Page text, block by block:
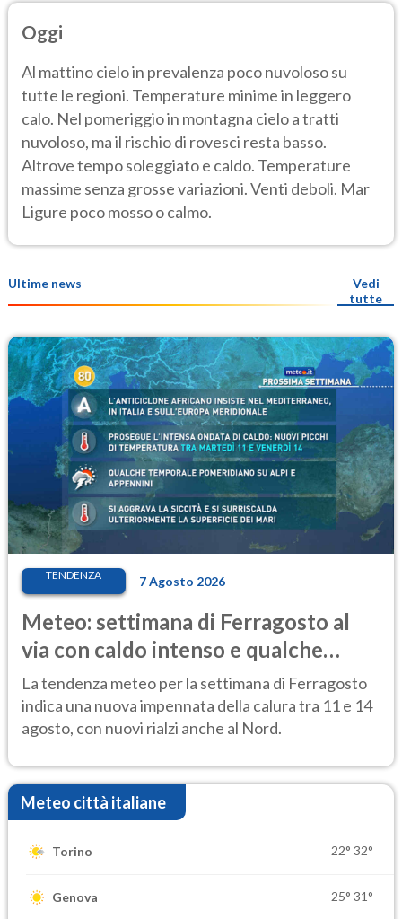
Oggi
Al mattino cielo in prevalenza poco nuvoloso su
tutte le regioni. Temperature minime in leggero
calo. Nel pomeriggio in montagna cielo a tratti
nuvoloso, ma il rischio di rovesci resta basso.
Altrove tempo soleggiato e caldo. Temperature
massime senza grosse variazioni. Venti deboli. Mar
Ligure poco mosso o calmo.
Ultime news
Vedi
tutte
TENDENZA 7 Agosto 2026
Meteo: settimana di Ferragosto al
via con caldo intenso e qualche
temporale
La tendenza meteo per la settimana di Ferragosto
indica una nuova impennata della calura tra 11 e 14
agosto, con nuovi rialzi anche al Nord.
Meteo città italiane
Torino 22° 32°
Genova 25° 31°